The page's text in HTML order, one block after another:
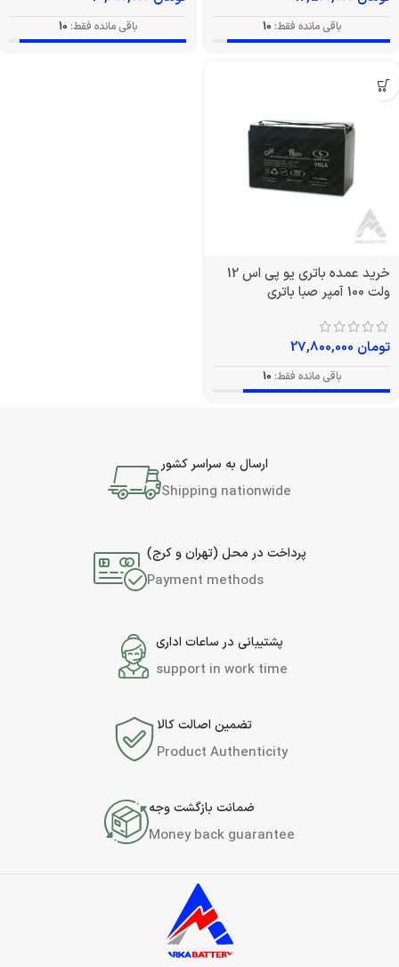
باقی مانده فقط: 10 باقی مانده فقط: 10
خرید عمده باتری یو پی اس 12
ولت 100 آمپر صبا باتری
تومان
باقی مانده فقط: 10
ارسال به سراسر کشور
Shipping nationwide
پرداخت در محل (تهران و کرج)
Payment methods
پشتیبانی در ساعات اداری
support in work time
تضمین اصالت کالا
Product Authenticity
ضمانت بازگشت وجه
Money back guarantee